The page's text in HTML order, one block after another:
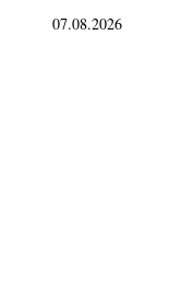
07.08.2026